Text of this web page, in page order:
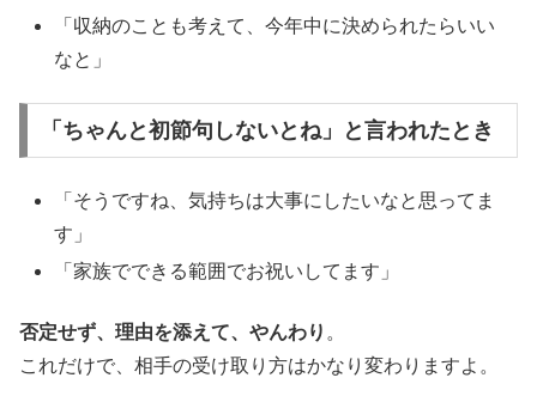
「収納のことも考えて、今年中に決められたらいい
なと」
「ちゃんと初節句しないとね」と言われたとき
「そうですね、気持ちは大事にしたいなと思ってま
す」
「家族でできる範囲でお祝いしてます」
否定せず、理由を添えて、やんわり 。
これだけで、相手の受け取り方はかなり変わりますよ。